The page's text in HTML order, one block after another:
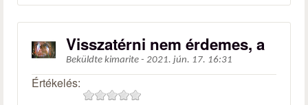
Visszatérni nem érdemes, a
Beküldte kimarite - 2021. jún. 17. 16:31
Értékelés: